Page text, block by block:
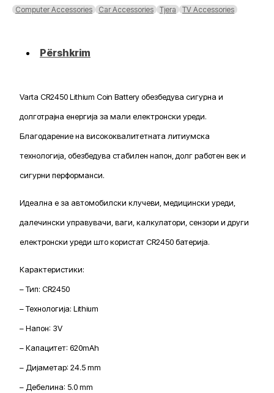
Coin
Battery
Computer Accessories Car Accessories Tjera TV Accessories
Përshkrim
Varta CR2450 Lithium Coin Battery обезбедува сигурна и
долготрајна енергија за мали електронски уреди.
Благодарение на висококвалитетната литиумска
технологија, обезбедува стабилен напон, долг работен век и
сигурни перформанси.
Идеална е за автомобилски клучеви, медицински уреди,
далечински управувачи, ваги, калкулатори, сензори и други
електронски уреди што користат CR2450 батерија.
Карактеристики:
– Тип: CR2450
– Технологија: Lithium
– Напон: 3V
– Капацитет: 620mAh
– Дијаметар: 24.5 mm
– Дебелина: 5.0 mm